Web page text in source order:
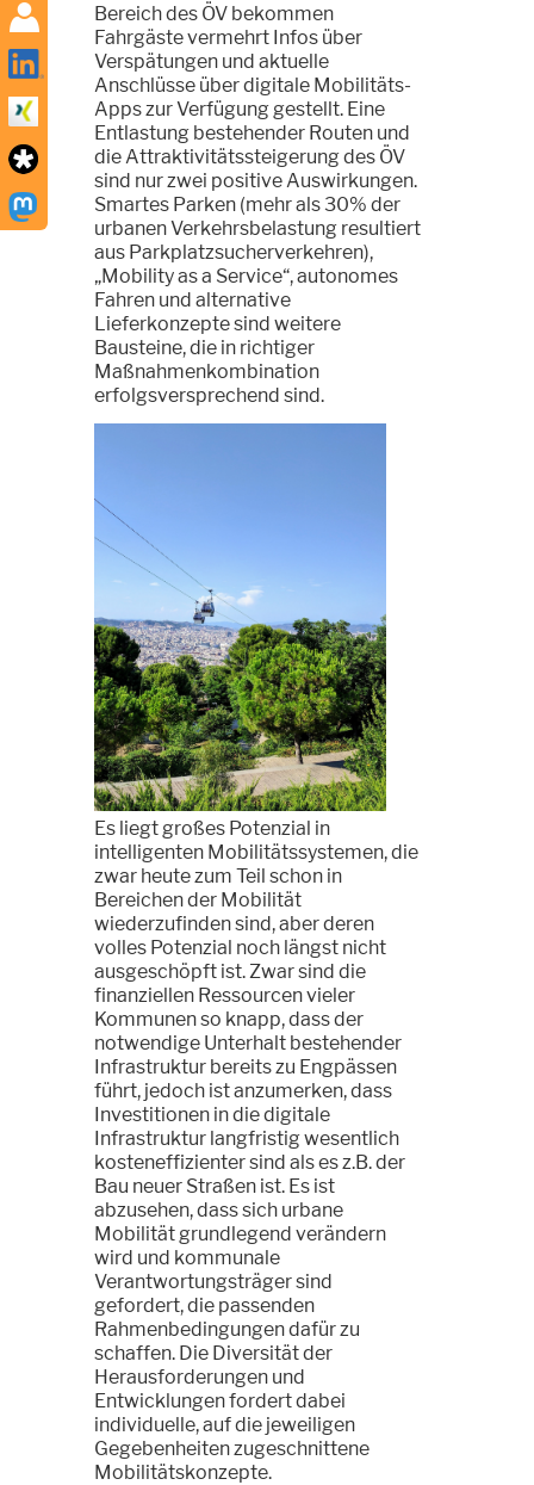
Bereich des ÖV bekommen
Fahrgäste vermehrt Infos über
Verspätungen und aktuelle
Anschlüsse über digitale Mobilitäts-
Apps zur Verfügung gestellt. Eine
Entlastung bestehender Routen und
die Attraktivitätssteigerung des ÖV
sind nur zwei positive Auswirkungen.
Smartes Parken (mehr als 30% der
urbanen Verkehrsbelastung resultiert
aus Parkplatzsucherverkehren),
„Mobility as a Service“, autonomes
Fahren und alternative
Lieferkonzepte sind weitere
Bausteine, die in richtiger
Maßnahmenkombination
erfolgsversprechend sind.
Es liegt großes Potenzial in
intelligenten Mobilitätssystemen, die
zwar heute zum Teil schon in
Bereichen der Mobilität
wiederzufinden sind, aber deren
volles Potenzial noch längst nicht
ausgeschöpft ist. Zwar sind die
finanziellen Ressourcen vieler
Kommunen so knapp, dass der
notwendige Unterhalt bestehender
Infrastruktur bereits zu Engpässen
führt, jedoch ist anzumerken, dass
Investitionen in die digitale
Infrastruktur langfristig wesentlich
kosteneffizienter sind als es z.B. der
Bau neuer Straßen ist. Es ist
abzusehen, dass sich urbane
Mobilität grundlegend verändern
wird und kommunale
Verantwortungsträger sind
gefordert, die passenden
Rahmenbedingungen dafür zu
schaffen. Die Diversität der
Herausforderungen und
Entwicklungen fordert dabei
individuelle, auf die jeweiligen
Gegebenheiten zugeschnittene
Mobilitätskonzepte.